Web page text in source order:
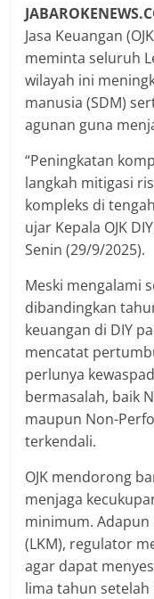
Jasa Keuangan
meminta seluruh
wilayah ini
manusia (SDM)
agunan guna
“Peningkatan
langkah mitigasi
kompleks di
ujar Kepala OJK
Senin (29/9/2025).
Meski mengalami
dibandingkan
keuangan di DIY
mencatat
perlunya
bermasalah, baik
maupun Non-
terkendali.
OJK mendorong
menjaga
minimum. Adapun
(LKM), regulator
agar dapat
lima tahun setelah